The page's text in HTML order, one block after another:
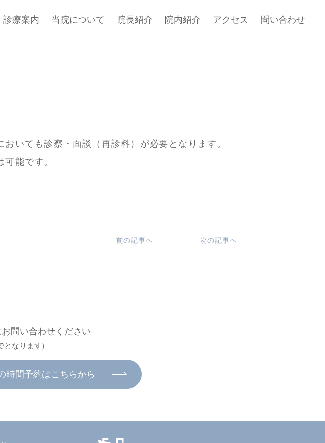
診療案内 当院について 院長紹介 院内紹介 アクセス 問い合わせ
いても診察・面談（再診料）が必要となります。
能です。
前の記事へ 次の記事へ
問い合わせください
となります）
時間予約はこちらから